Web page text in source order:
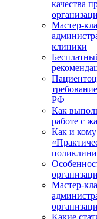
качества
Мастер-
клиники
РФ
Как
работе с
Как и
Мастер-
Какие